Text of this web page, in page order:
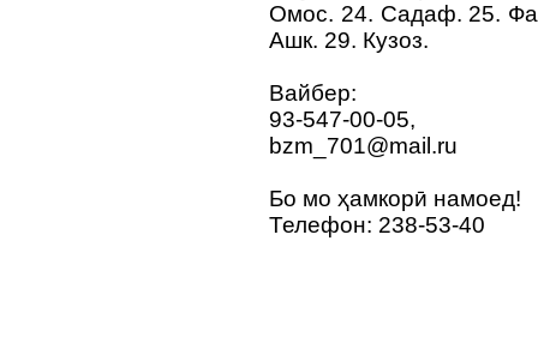
Омос. 24. Садаф. 25.
Ашк. 29. Кузоз.
Вайбер:
93-547-00-05,
bzm_701@mail.ru
Бо мо ҳамкорӣ намоед!
Телефон: 238-53-40